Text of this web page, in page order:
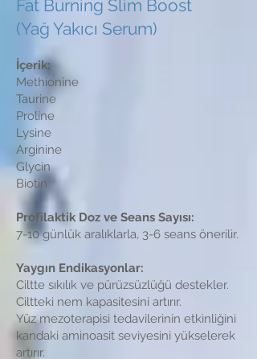
Fat Burning Slim Boost
(Yağ Yakıcı Serum)
İçerik:
Methionine
Taurine
Proline
Lysine
Arginine
Glycin
Biotin
Profilaktik Doz ve Seans Sayısı:
7-10 günlük aralıklarla, 3-6 seans önerilir.
Yaygın Endikasyonlar:
Ciltte sıkılık ve pürüzsüzlüğü destekler.
Ciltteki nem kapasitesini artırır.
Yüz mezoterapisi tedavilerinin etkinliğini
kandaki aminoasit seviyesini yükselerek
artırır.